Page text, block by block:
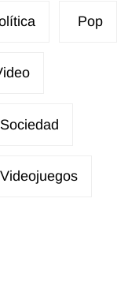
Pop
Sociedad
Videojuegos